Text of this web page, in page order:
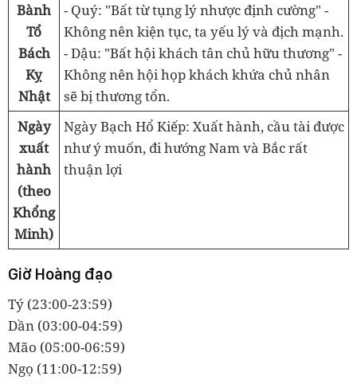
Bành
Tổ
Bách
Kỵ
Nhật
- Quý: "Bất từ tụng lý nhược định cường" -
Không nên kiện tục, ta yếu lý và địch mạnh.
- Dậu: "Bất hội khách tân chủ hữu thương" -
Không nên hội họp khách khứa chủ nhân
sẽ bị thương tổn.
Ngày
xuất
hành
(theo
Khổng
Minh)
Ngày Bạch Hổ Kiếp: Xuất hành, cầu tài được
như ý muốn, đi hướng Nam và Bắc rất
thuận lợi
Giờ Hoàng đạo
Tý (23:00-23:59)
Dần (03:00-04:59)
Mão (05:00-06:59)
Ngọ (11:00-12:59)